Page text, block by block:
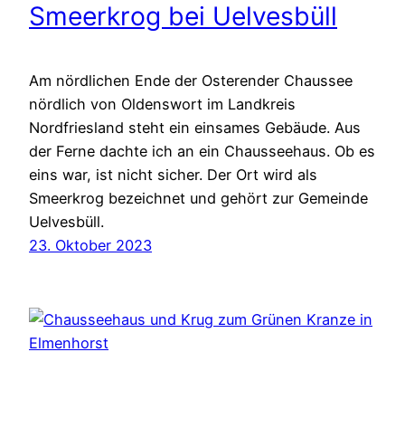
Smeerkrog bei Uelvesbüll
Am nördlichen Ende der Osterender Chaussee
nördlich von Oldenswort im Landkreis
Nordfriesland steht ein einsames Gebäude. Aus
der Ferne dachte ich an ein Chausseehaus. Ob es
eins war, ist nicht sicher. Der Ort wird als
Smeerkrog bezeichnet und gehört zur Gemeinde
Uelvesbüll.
23. Oktober 2023